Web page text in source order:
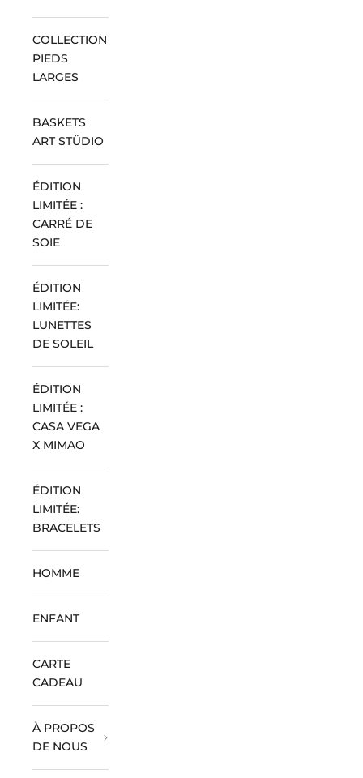
COLLECTION
PIEDS
LARGES
BASKETS
ART STÜDIO
ÉDITION
LIMITÉE :
CARRÉ DE
SOIE
ÉDITION
LIMITÉE:
LUNETTES
DE SOLEIL
ÉDITION
LIMITÉE :
CASA VEGA
X MIMAO
ÉDITION
LIMITÉE:
BRACELETS
HOMME
ENFANT
CARTE
CADEAU
À PROPOS
DE NOUS